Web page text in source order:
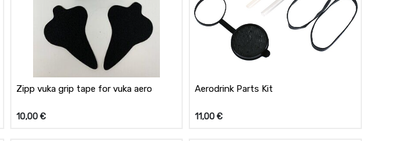
Zipp vuka grip tape for vuka aero
10,00€
Aerodrink Parts Kit
11,00€